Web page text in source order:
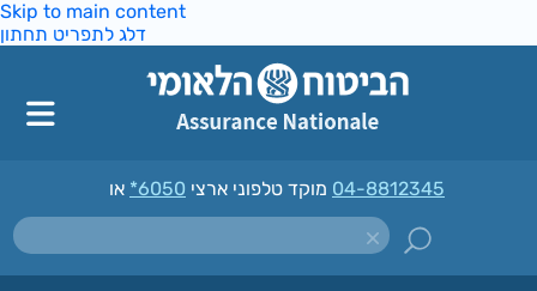
Skip to main content
דלג לתפריט תחתון
מוקד טלפוני ארצי *6050 04-8812345